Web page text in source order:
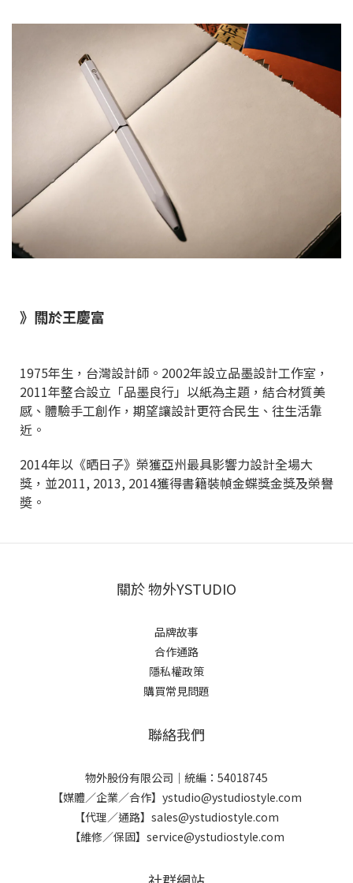
》關於王慶富
1975年生，台灣設計師。2002年設立品墨設計工作室，
2011年整合設立「品墨良行」以紙為主題，結合材質美
感、體驗手工創作，期望讓設計更符合民生、往生活靠
近。
2014年以《晒日子》榮獲亞州最具影響力設計全場大
獎，並2011, 2013, 2014獲得書籍裝幀金蝶獎金獎及榮譽
奬。
關於 物外YSTUDIO
品牌故事
合作通路
隱私權政策
購買常見問題
聯絡我們
物外股份有限公司｜統編：54018745
【媒體／企業／合作】ystudio@ystudiostyle.com
【代理／通路】sales@ystudiostyle.com
【維修／保固】service@ystudiostyle.com